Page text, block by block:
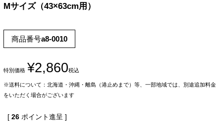
Mサイズ（43×63cm用）
商品番号a8-0010
特別価格 ¥2,860税込
※送料について：北海道・沖縄・離島（港止めまで）等、一部地域では、別途追加料金
をいただく場合がございます
[ 26 ポイント進呈 ]